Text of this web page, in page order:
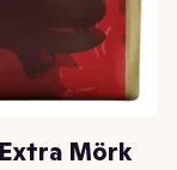
Mörk